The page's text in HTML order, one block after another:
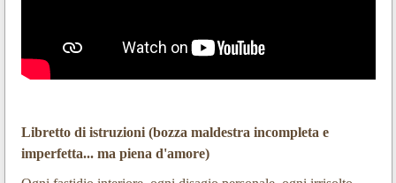
Libretto di istruzioni (bozza maldestra incompleta e
imperfetta... ma piena d'amore)